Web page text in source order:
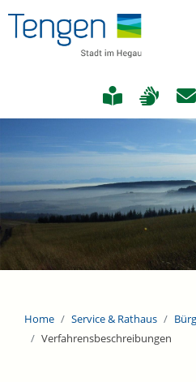
Home Service & Rathaus
Verfahrensbeschreibungen